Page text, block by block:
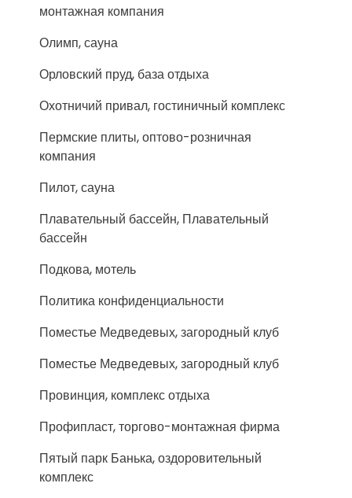
монтажная компания
Олимп, сауна
Орловский пруд, база отдыха
Охотничий привал, гостиничный комплекс
Пермские плиты, оптово-розничная
компания
Пилот, сауна
Плавательный бассейн, Плавательный
бассейн
Подкова, мотель
Политика конфиденциальности
Поместье Медведевых, загородный клуб
Поместье Медведевых, загородный клуб
Провинция, комплекс отдыха
Профипласт, торгово-монтажная фирма
Пятый парк Банька, оздоровительный
комплекс